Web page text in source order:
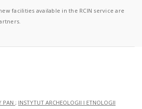
facilities available in the RCIN service are
PAN ; INSTYTUT ARCHEOLOGII I ETNOLOGII